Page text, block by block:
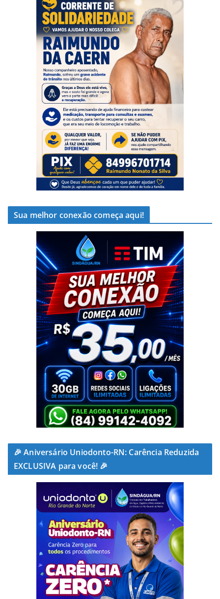
Sua melhor conexão começa aqui!
🎉 Aniversário Uniodonto-RN: Carência Reduzida
EXCLUSIVA para você! 🎉